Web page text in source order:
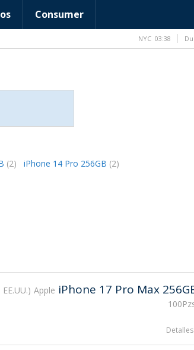
Consumer
(2) iPhone 14 Pro 256GB (2)
Apple iPhone 17 Pro Max
Detalles
NYC 03:38